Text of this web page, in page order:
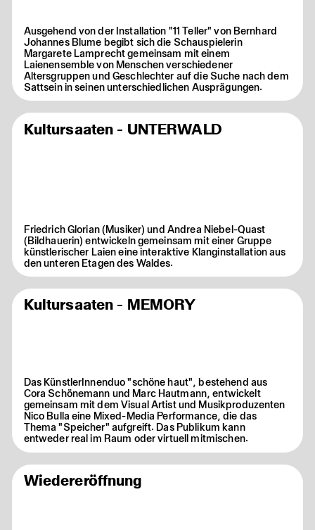
Ausgehend von der Installation "11 Teller" von Bernhard
Johannes Blume begibt sich die Schauspielerin
Margarete Lamprecht gemeinsam mit einem
Laienensemble von Menschen verschiedener
Altersgruppen und Geschlechter auf die Suche nach dem
Sattsein in seinen unterschiedlichen Ausprägungen.
Kultursaaten - UNTERWALD
Friedrich Glorian (Musiker) und Andrea Niebel-Quast
(Bildhauerin) entwickeln gemeinsam mit einer Gruppe
künstlerischer Laien eine interaktive Klanginstallation aus
den unteren Etagen des Waldes.
Kultursaaten - MEMORY
Das KünstlerInnenduo "schöne haut", bestehend aus
Cora Schönemann und Marc Hautmann, entwickelt
gemeinsam mit dem Visual Artist und Musikproduzenten
Nico Bulla eine Mixed-Media Performance, die das
Thema "Speicher" aufgreift. Das Publikum kann
entweder real im Raum oder virtuell mitmischen.
Wiedereröffnung